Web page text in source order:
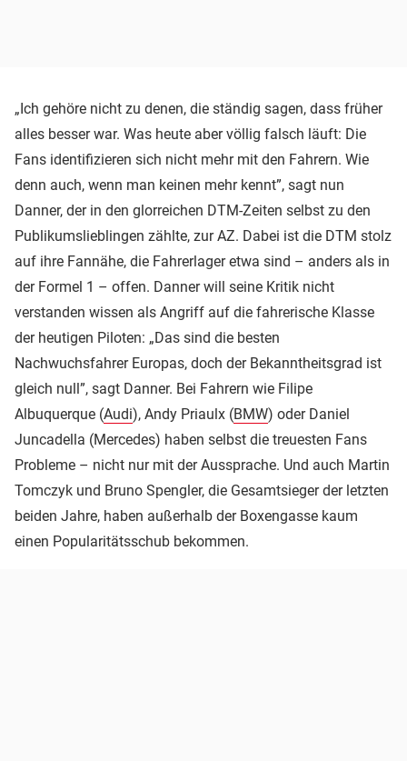
„Ich gehöre nicht zu denen, die ständig sagen, dass früher
alles besser war. Was heute aber völlig falsch läuft: Die
Fans identifizieren sich nicht mehr mit den Fahrern. Wie
denn auch, wenn man keinen mehr kennt”, sagt nun
Danner, der in den glorreichen DTM-Zeiten selbst zu den
Publikumslieblingen zählte, zur AZ. Dabei ist die DTM stolz
auf ihre Fannähe, die Fahrerlager etwa sind – anders als in
der Formel 1 – offen. Danner will seine Kritik nicht
verstanden wissen als Angriff auf die fahrerische Klasse
der heutigen Piloten: „Das sind die besten
Nachwuchsfahrer Europas, doch der Bekanntheitsgrad ist
gleich null”, sagt Danner. Bei Fahrern wie Filipe
Albuquerque (Audi), Andy Priaulx (BMW) oder Daniel
Juncadella (Mercedes) haben selbst die treuesten Fans
Probleme – nicht nur mit der Aussprache. Und auch Martin
Tomczyk und Bruno Spengler, die Gesamtsieger der letzten
beiden Jahre, haben außerhalb der Boxengasse kaum
einen Popularitätsschub bekommen.